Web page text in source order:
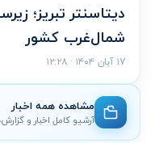
دیتاسنتر تبریز؛
شمال‌غرب کشور
۱۷ آبان ۱۴۰۴ · ۱۲:۲۸
مشاهده همه اخبار
آرشیو کامل اخبار و